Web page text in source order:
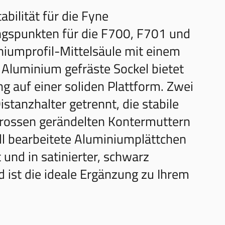
für die Fyne
für die F700, F701 und
Mittelsäule mit einem
gefräste Sockel bietet
auf einer soliden Plattform. Zwei
getrennt, die stabile
gerändelten Kontermuttern
bearbeitete Aluminiumplättchen
in satinierter, schwarz
die ideale Ergänzung zu Ihrem